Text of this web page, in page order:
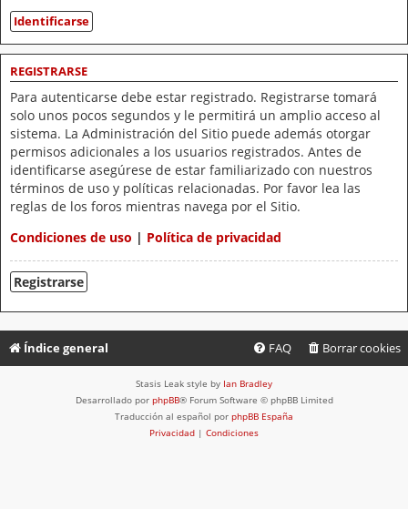
REGISTRARSE
Para autenticarse debe estar registrado. Registrarse tomará
solo unos pocos segundos y le permitirá un amplio acceso al
sistema. La Administración del Sitio puede además otorgar
permisos adicionales a los usuarios registrados. Antes de
identificarse asegúrese de estar familiarizado con nuestros
términos de uso y políticas relacionadas. Por favor lea las
reglas de los foros mientras navega por el Sitio.
Condiciones de uso | Política de privacidad
Registrarse
Índice general Borrar cookies
FAQ
Stasis Leak style by Ian Bradley
Desarrollado por phpBB® Forum Software © phpBB Limited
Traducción al español por phpBB España
Privacidad | Condiciones